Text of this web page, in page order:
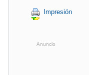
Impresión
Anuncio